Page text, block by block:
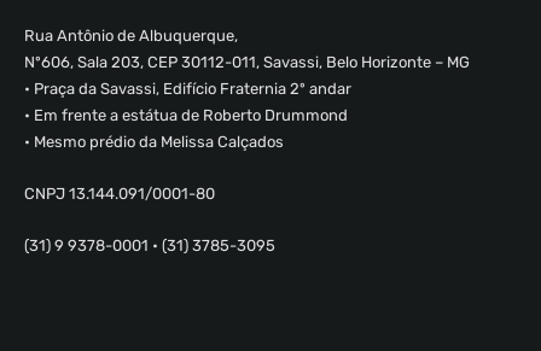
Rua Antônio de Albuquerque,
Nº606, Sala 203, CEP 30112-011, Savassi, Belo Horizonte – MG
• Praça da Savassi, Edifício Fraternia 2º andar
• Em frente a estátua de Roberto Drummond
• Mesmo prédio da Melissa Calçados
CNPJ 13.144.091/0001-80
(31) 9 9378-0001 • (31) 3785-3095